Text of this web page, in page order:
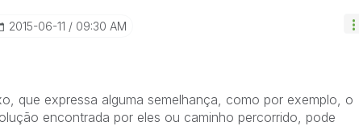
‎2015-06-11 09:30 AM
que expressa alguma semelhança, como por exemplo, o
encontrada por eles ou caminho percorrido, pode